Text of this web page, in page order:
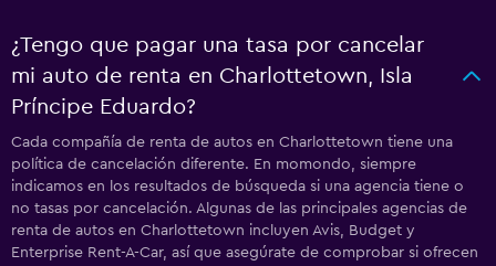
¿Tengo que pagar una tasa por cancelar
mi auto de renta en Charlottetown, Isla
Príncipe Eduardo?
Cada compañía de renta de autos en Charlottetown tiene una
política de cancelación diferente. En momondo, siempre
indicamos en los resultados de búsqueda si una agencia tiene o
no tasas por cancelación. Algunas de las principales agencias de
renta de autos en Charlottetown incluyen Avis, Budget y
Enterprise Rent-A-Car, así que asegúrate de comprobar si ofrecen